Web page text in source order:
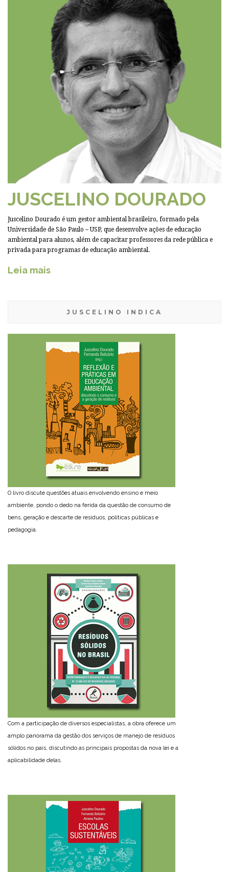
JUSCELINO DOURADO
Juscelino Dourado é um gestor ambiental brasileiro, formado pela
Universidade de São Paulo – USP, que desenvolve ações de educação
ambiental para alunos, além de capacitar professores da rede pública e
privada para programas de educação ambiental.
Leia mais
JUSCELINO INDICA
O livro discute questões atuais envolvendo ensino e meio
ambiente, pondo o dedo na ferida da questão de consumo de
bens, geração e descarte de resíduos, políticas públicas e
pedagogia.
Com a participação de diversos especialistas, a obra oferece um
amplo panorama da gestão dos serviços de manejo de resíduos
sólidos no país, discutindo as principais propostas da nova lei e a
aplicabilidade delas.